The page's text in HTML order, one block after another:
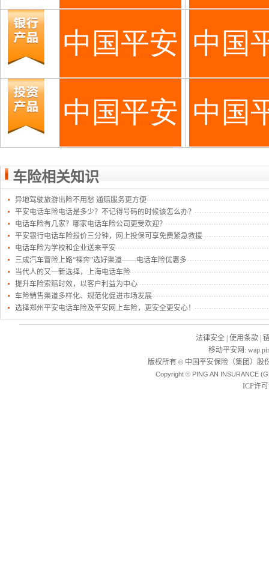
车险相关知识
异地驾驶旅游出险不用愁 通赔服务更方便
平安电话车险电话是多少？不记得号码的时候该怎么办？
电话车险有几家？哪家电话车险公司更受欢迎？
平安银行电话车险报价三分钟，网上投保可享免费紧急救援
电话车险为学校和企业送来平安
三成汽车冒险上路“裸奔”选好渠道——电话车险优惠多
当代人的又一新选择，上海电话车险
提升车险索赔时效，以客户利益为中心
车险销售渠道多样化、规范化促进市场发展
选择郑州平安电话车险及平安网上车险，更安全更安心！
法律安全 使用条款
移动平安网 :
版权所有 ©中国平安保险（集团）股
Copyright © PING AN INSURANCE
ICP许